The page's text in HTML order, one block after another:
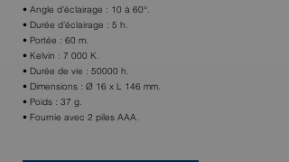
• Angle d’éclairage : 10 à 60°.
• Durée d’éclairage : 5 h.
• Portée : 60 m.
• Kelvin : 7 000 K.
• Durée de vie : 50000 h.
• Dimensions : Ø 16 x L 146 mm.
• Poids : 37 g.
• Fournie avec 2 piles AAA.